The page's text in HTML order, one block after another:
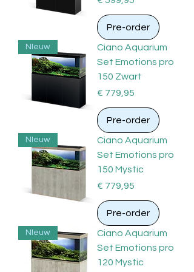
Pre-order
NIeuw
Ciano Aquarium
Set Emotions pro
150 Zwart
Prijs
€ 779,95
Pre-order
NIeuw
Ciano Aquarium
Set Emotions pro
150 Mystic
Prijs
€ 779,95
Pre-order
NIeuw
Ciano Aquarium
Set Emotions pro
120 Mystic